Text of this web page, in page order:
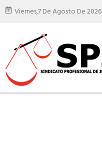
Viernes,7 De Agosto De 2026